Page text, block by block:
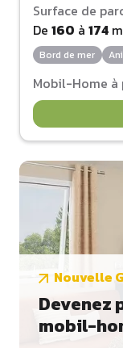
Surface de
De 160 à 174 m
Bord de mer
Mobil-Home à
Nouvelle
Devenez
mobil-